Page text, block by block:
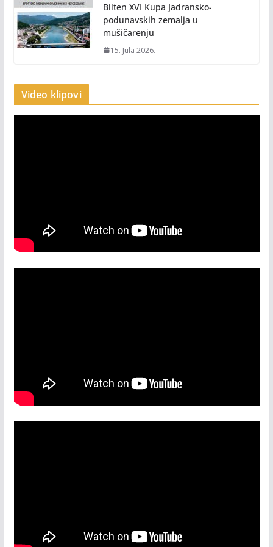
Bilten XVI Kupa Jadransko-
podunavskih zemalja u
mušičarenju
15. Jula 2026.
Video klipovi